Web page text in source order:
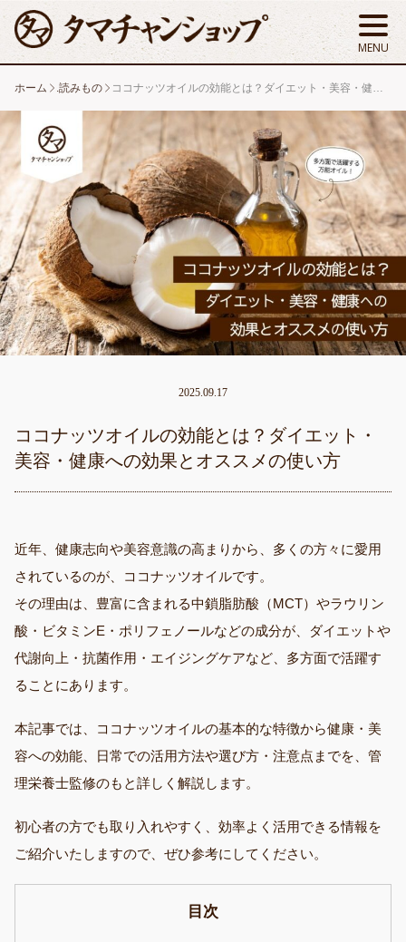
ホーム .読みもの ココナッツオイルの効能とは？ダイエット・美容・健康への効果とオススメの使い方
2025.09.17
ココナッツオイルの効能とは？ダイエット・
美容・健康への効果とオススメの使い方
近年、健康志向や美容意識の高まりから、多くの方々に愛用
されているのが、ココナッツオイルです。
その理由は、豊富に含まれる中鎖脂肪酸（MCT）やラウリン
酸・ビタミンE・ポリフェノールなどの成分が、ダイエットや
代謝向上・抗菌作用・エイジングケアなど、多方面で活躍す
ることにあります。
本記事では、ココナッツオイルの基本的な特徴から健康・美
容への効能、日常での活用方法や選び方・注意点までを、管
理栄養士監修のもと詳しく解説します。
初心者の方でも取り入れやすく、効率よく活用できる情報を
ご紹介いたしますので、ぜひ参考にしてください。
目次